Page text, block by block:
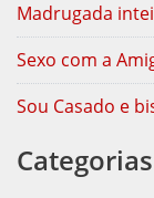
Madrugada
Sexo com a
Sou Casado e
Categorias